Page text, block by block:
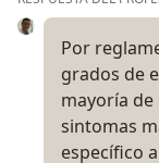
Por
grados de
mayoría de
sintomas
específico